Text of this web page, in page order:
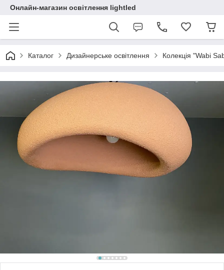
Онлайн-магазин освітлення lightled
Каталог Дизайнерське освітлення Колекція "Wabi